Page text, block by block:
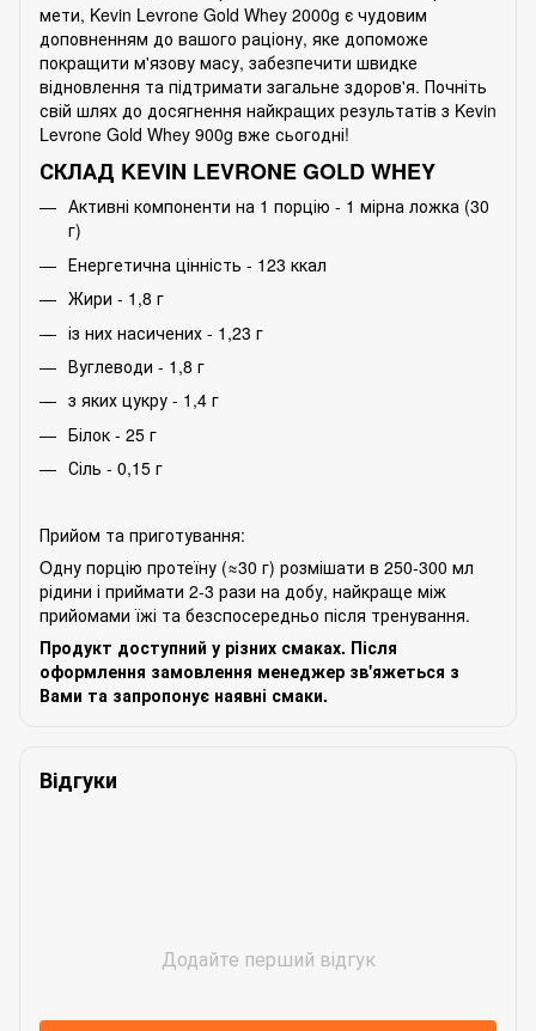
мети, Kevin Levrone Gold Whey 2000g є чудовим
доповненням до вашого раціону, яке допоможе
покращити м'язову масу, забезпечити швидке
відновлення та підтримати загальне здоров'я. Почніть
свій шлях до досягнення найкращих результатів з Kevin
Levrone Gold Whey 900g вже сьогодні!
СКЛАД KEVIN LEVRONE GOLD WHEY
Активні компоненти на 1 порцію - 1 мірна ложка (30
г)
Енергетична цінність - 123 ккал
Жири - 1,8 г
із них насичених - 1,23 г
Вуглеводи - 1,8 г
з яких цукру - 1,4 г
Білок - 25 г
Сіль - 0,15 г
Прийом та приготування:
Oдну порцію протеїну (≈30 г) розмішати в 250-300 мл
рідини і приймати 2-3 рази на добу, найкраще між
прийомами їжі та безспосередньо після тренування.
Продукт доступний у різних смаках. Після
оформлення замовлення менеджер зв'яжеться з
Вами та запропонує наявні смаки.
Відгуки
Додайте перший відгук